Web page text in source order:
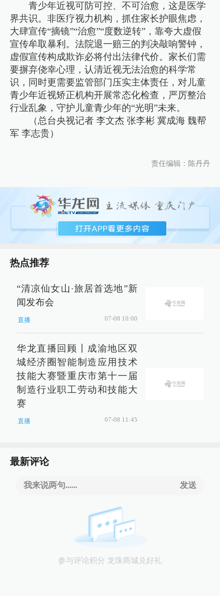
青少年近视可防可控、不可治愈，这是医学
界共识。非医疗视力机构，抓住家长护眼焦虑，
大肆宣传“摘镜”“治愈”“度数逆转”，靠夸大虚假
宣传牟取暴利。法院退一赔三的判决敲响警钟，
虚假宣传构成欺诈必将付出法律代价。家长们需
要摒弃侥幸心理，认清近视无法治愈的科学常
识，同时更需要监管部门压实主体责任，对儿童
青少年近视矫正机构开展常态化检查，严厉整治
行业乱象，守护儿童青少年的“光明”未来。
（总台央视记者 李文杰 张李彬 冀成海 魏帮
军 李志贵）
责任编辑：陈丹丹
热点推荐
“清凉仙女山·旅居首选地”新
闻发布会
直播 07-08 10:00
华龙直播回顾丨成渝地区双
城经济圈智能制造应用技术
技能大赛暨重庆市第十一届
制造行业职工劳动和技能大
赛
直播 07-08 11:45
最新评论
我来说两句...... 发送
参与评论积分 龙珠商城兑好礼